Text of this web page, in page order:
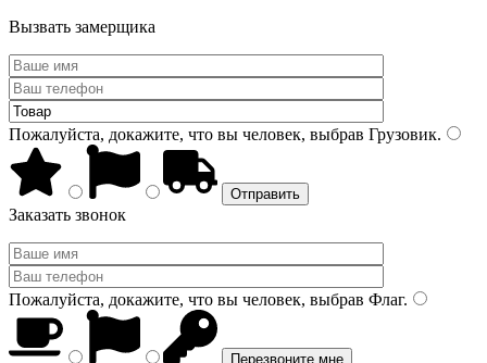
Вызвать замерщика
Пожалуйста, докажите, что вы человек, выбрав Грузовик.
Заказать звонок
Пожалуйста, докажите, что вы человек, выбрав Флаг.